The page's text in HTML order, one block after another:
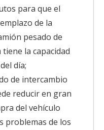
para que el
de la
pesado de
la capacidad
día;
de intercambio
reducir en gran
del vehículo
problemas de los